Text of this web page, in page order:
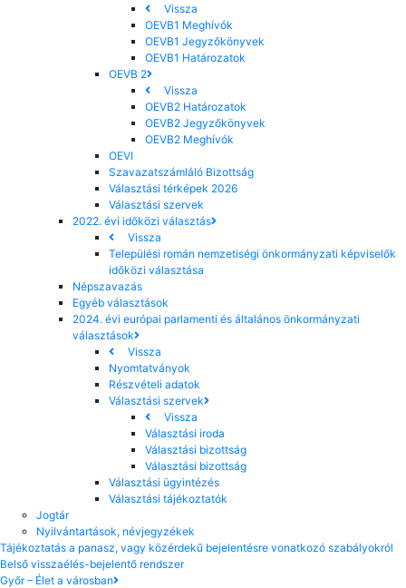
Vissza
OEVB1 Meghívók
OEVB1 Jegyzőkönyvek
OEVB1 Határozatok
OEVB 2
Vissza
OEVB2 Határozatok
OEVB2 Jegyzőkönyvek
OEVB2 Meghívók
OEVI
Szavazatszámláló Bizottság
Választási térképek 2026
Választási szervek
2022. évi időközi választás
Vissza
Települési román nemzetiségi önkormányzati képviselők
időközi választása
Népszavazás
Egyéb választások
2024. évi európai parlamenti és általános önkormányzati
választások
Vissza
Nyomtatványok
Részvételi adatok
Választási szervek
Vissza
Választási iroda
Választási bizottság
Választási bizottság
Választási ügyintézés
Választási tájékoztatók
Jogtár
Nyilvántartások, névjegyzékek
Tájékoztatás a panasz, vagy közérdekű bejelentésre vonatkozó szabályokról
Belső visszaélés-bejelentő rendszer
Győr – Élet a városban